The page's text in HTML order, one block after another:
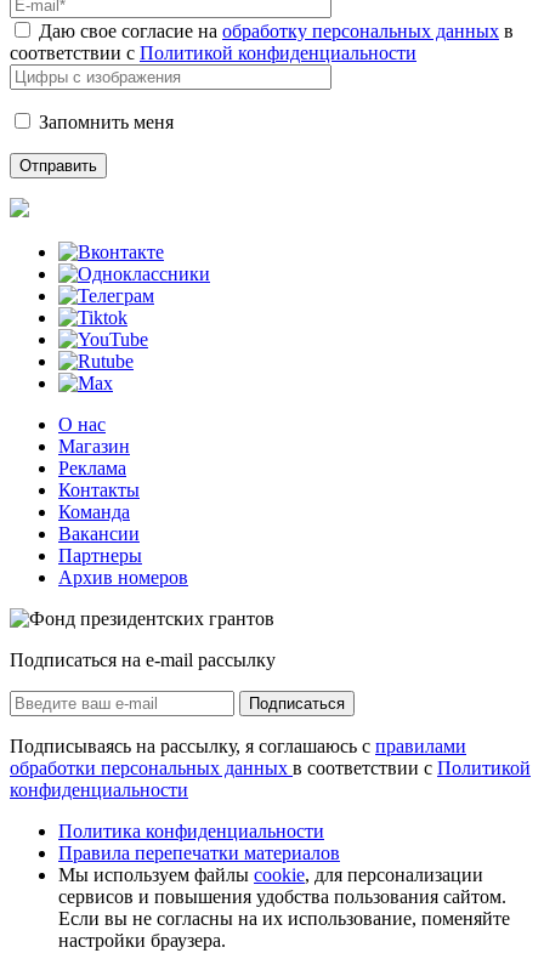
Даю свое согласие на обработку персональных данных в
соответствии с Политикой конфиденциальности
Запомнить меня
О нас
Магазин
Реклама
Контакты
Команда
Вакансии
Партнеры
Архив номеров
Подписаться на e-mail рассылку
Подписаться
Подписываясь на рассылку, я соглашаюсь с правилами
обработки персональных данных в соответствии с Политикой
конфиденциальности
Политика конфиденциальности
Правила перепечатки материалов
Мы используем файлы cookie, для персонализации
сервисов и повышения удобства пользования сайтом.
Если вы не согласны на их использование, поменяйте
настройки браузера.